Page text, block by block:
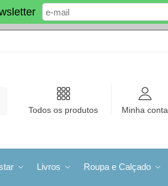
Todos os produtos Minha conta
Livros Roupa e Calçado